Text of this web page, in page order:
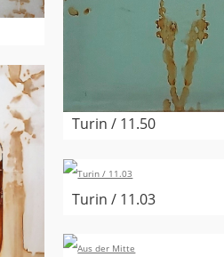
Turin / 11.50
Turin / 11.03